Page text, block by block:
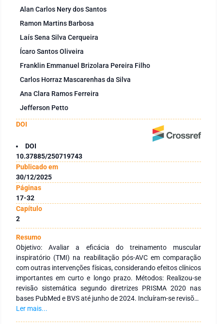
Alan Carlos Nery dos Santos
Ramon Martins Barbosa
Laís Sena Silva Cerqueira
Ícaro Santos Oliveira
Franklin Emmanuel Brizolara Pereira Filho
Carlos Horraz Mascarenhas da Silva
Ana Clara Ramos Ferreira
Jefferson Petto
DOI
DOI
10.37885/250719743
Publicado em
30/12/2025
Páginas
17-32
Capítulo
2
Resumo
Objetivo: Avaliar a eficácia do treinamento muscular
inspiratório (TMI) na reabilitação pós-AVC em comparação
com outras intervenções físicas, considerando efeitos clínicos
importantes em curto e longo prazo. Métodos: Realizou-se
revisão sistemática segundo diretrizes PRISMA 2020 nas
bases PubMed e BVS até junho de 2024. Incluíram-se revisões
sistemáticas e meta-análises comparando TMI a outras
Ler mais...